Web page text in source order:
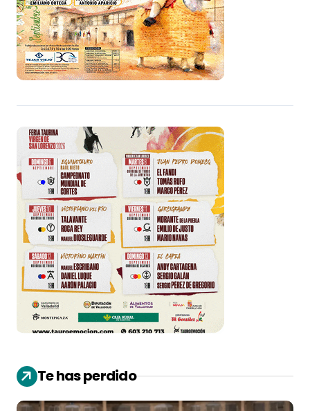
Te has perdido